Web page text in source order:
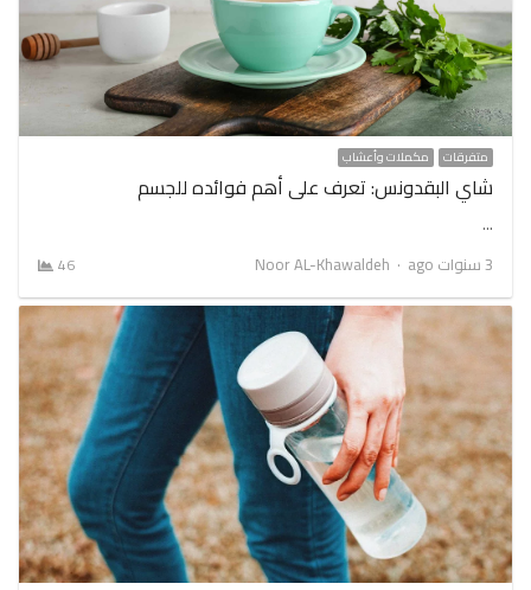
متفرقات مكملات وأعشاب
شاي البقدونس: تعرف على أهم فوائده للجسم
…
3 سنوات ago
Author
Noor AL-Khawaldeh
46